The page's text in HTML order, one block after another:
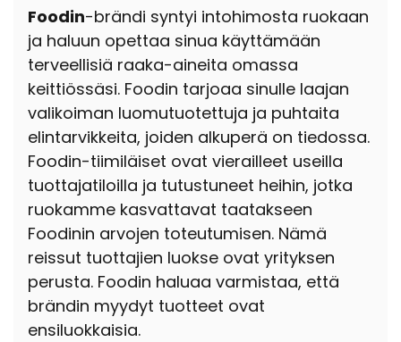
Foodin-brändi syntyi intohimosta ruokaan
ja haluun opettaa sinua käyttämään
terveellisiä raaka-aineita omassa
keittiössäsi. Foodin tarjoaa sinulle laajan
valikoiman luomutuotettuja ja puhtaita
elintarvikkeita, joiden alkuperä on tiedossa.
Foodin-tiimiläiset ovat vierailleet useilla
tuottajatiloilla ja tutustuneet heihin, jotka
ruokamme kasvattavat taatakseen
Foodinin arvojen toteutumisen. Nämä
reissut tuottajien luokse ovat yrityksen
perusta. Foodin haluaa varmistaa, että
brändin myydyt tuotteet ovat
ensiluokkaisia.